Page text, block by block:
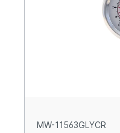
MW-11563GLYCR